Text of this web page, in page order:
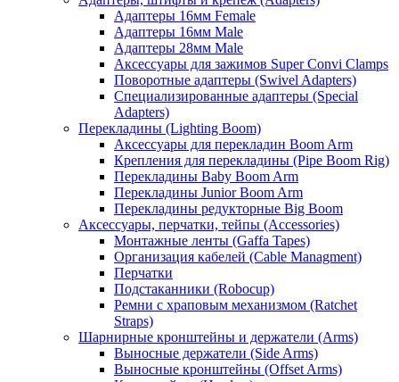
Адаптеры 16мм Female
Адаптеры 16мм Male
Адаптеры 28мм Male
Аксессуары для зажимов Super Convi Clamps
Поворотные адаптеры (Swivel Adapters)
Специализированные адаптеры (Special
Adapters)
Перекладины (Lighting Boom)
Аксессуары для перекладин Boom Arm
Крепления для перекладины (Pipe Boom Rig)
Перекладины Baby Boom Arm
Перекладины Junior Boom Arm
Перекладины редукторные Big Boom
Аксессуары, перчатки, тейпы (Accessories)
Монтажные ленты (Gaffa Tapes)
Организация кабелей (Cable Managment)
Перчатки
Подстаканники (Robocup)
Ремни с храповым механизмом (Ratchet
Straps)
Шарнирные кронштейны и держатели (Arms)
Выносные держатели (Side Arms)
Выносные кронштейны (Offset Arms)